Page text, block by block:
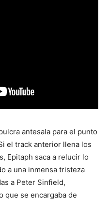
antesala para el punto
el track anterior llena los
Epitaph saca a relucir lo
a una inmensa tristeza
a Peter Sinfield,
que se encargaba de